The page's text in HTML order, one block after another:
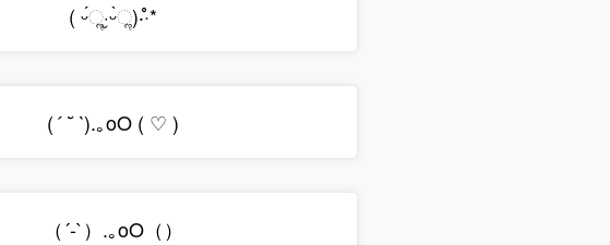
( ᵕ́ૢ‧̮ᵕ̀ૢ)‧̊·*
( ´ ˘ `).｡oO ( ♡ )
（´-`）.｡oO（）